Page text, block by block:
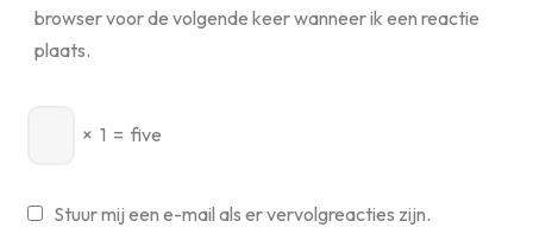
browser voor de volgende keer wanneer ik een reactie
plaats.
× 1 = five
Stuur mij een e-mail als er vervolgreacties zijn.